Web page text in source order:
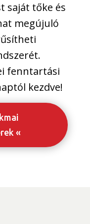
saját tőke és
megújuló
fenntartási
kezdve!
«